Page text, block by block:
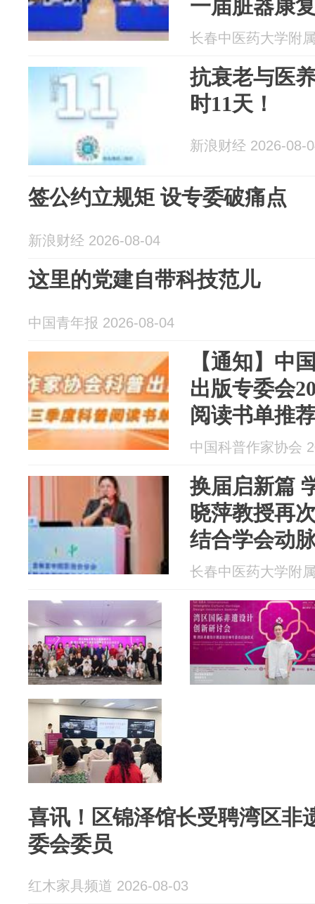
一届脏器康
立大会暨青
长春中医药大学附
抗衰老与医
时11天！
新浪财经 2026-08-
签公约立规矩 设专委破痛点
新浪财经 2026-08-04
这里的党建自带科技范儿
中国青年报 2026-08-04
【通知】中
出版专委会
阅读书单推
中国科普作家协会
换届启新篇
晓萍教授再
结合学会动
任委员
长春中医药大学附
喜讯！区锦泽馆长受聘湾区非
委会委员
红木家具频道 2026-08-03